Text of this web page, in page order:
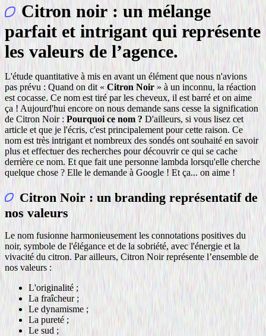
Citron noir : un mélange
parfait et intrigant qui représente
les valeurs de l’agence.
L'étude quantitative à mis en avant un élément que nous n'avions
pas prévu : Quand on dit «Citron Noir » à un inconnu, la réaction
est cocasse. Ce nom est tiré par les cheveux, il est barré et on aime
ça ! Aujourd'hui encore on nous demande sans cesse la signification
de Citron Noir :Pourquoi ce nom ? D'ailleurs, si vous lisez cet
article et que je l'écris, c'est principalement pour cette raison. Ce
nom est très intrigant et nombreux des sondés ont souhaité en savoir
plus et effectuer des recherches pour découvrir ce qui se cache
derrière ce nom. Et que fait une personne lambda lorsqu'elle cherche
quelque chose ? Elle le demande à Google ! Et ça... on aime !
Citron Noir : un branding représentatif de
nos valeurs
Le nom fusionne harmonieusement les connotations positives du
noir, symbole de l'élégance et de la sobriété, avec l'énergie et la
vivacité du citron. Par ailleurs, Citron Noir représente l’ensemble de
nos valeurs :
L'originalité ;
La fraîcheur ;
Le dynamisme ;
La pureté ;
Le sud ;